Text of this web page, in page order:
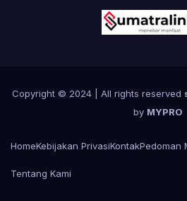
Copyright © 2024 | All rights reserved
by MYPRO
HomeKebijakan PrivasiKontakPedoman
Tentang Kami